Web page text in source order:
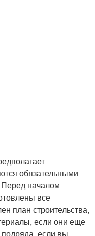
обязательными
началом
все
план строительства,
если они еще